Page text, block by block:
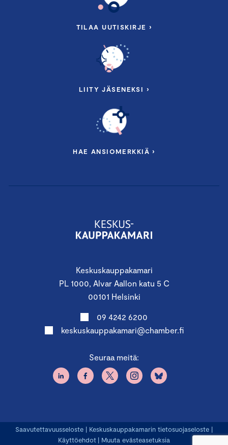
Keskuskauppakamari
PL 1000, Alvar Aallon katu 5 C
00101 Helsinki
09 4242 6200
keskuskauppakamari@chamber.fi
Seuraa meitä:
TILAA UUTISKIRJE ›
LIITY JÄSENEKSI ›
HAE ANSIOMERKKIÄ ›
Saavutettavuusseloste | Keskuskauppakamarin tietosuojaseloste |
Käyttöehdot | Muuta evästeasetuksia